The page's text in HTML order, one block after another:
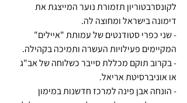
לקונסרבטוריון תזמורת נוער המייצגת את
דימונה בישראל ומחוצה לה.
- שני כפרי סטודנטים של עמותת "איילים"
המקיימים פעילויות העשרה ותמיכה בקהילה.
- בקרוב תוקם מכללת סייבר כשלוחה של אב"ג
או אוניברסיטת אריאל.
- הונחה אבן פינה למרכז חדשנות במימון